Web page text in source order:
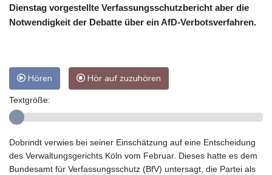
Dienstag vorgestellte Verfassungsschutzbericht aber die
Notwendigkeit der Debatte über ein AfD-Verbotsverfahren.
Hören Hör auf zuzuhören
Textgröße:
Dobrindt verwies bei seiner Einschätzung auf eine Entscheidung
des Verwaltungsgerichts Köln vom Februar. Dieses hatte es dem
Bundesamt für Verfassungsschutz (BfV) untersagt, die Partei als